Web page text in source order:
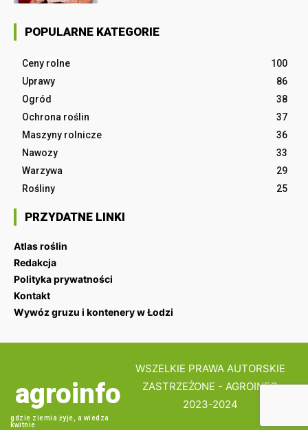
POPULARNE KATEGORIE
Ceny rolne
100
Uprawy
86
Ogród
38
Ochrona roślin
37
Maszyny rolnicze
36
Nawozy
33
Warzywa
29
Rośliny
25
PRZYDATNE LINKI
Atlas roślin
Redakcja
Polityka prywatności
Kontakt
Wywóz gruzu i kontenery w Łodzi
agroinfo
gdzie ziemia żyje, a wiedza
kwitnie
WSZELKIE PRAWA AUTORSKIE
ZASTRZEŻONE - AGROINFO
2023-2024